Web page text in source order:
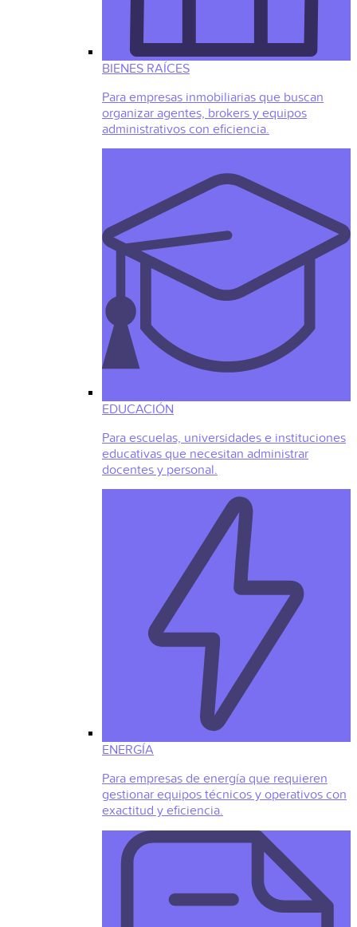
BIENES RAÍCES
Para empresas inmobiliarias que buscan
organizar agentes, brokers y equipos
administrativos con eficiencia.
EDUCACIÓN
Para escuelas, universidades e instituciones
educativas que necesitan administrar
docentes y personal.
ENERGÍA
Para empresas de energía que requieren
gestionar equipos técnicos y operativos con
exactitud y eficiencia.